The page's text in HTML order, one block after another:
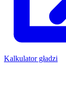
Kalkulator gładzi